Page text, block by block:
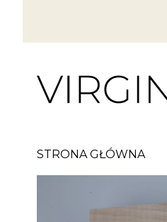
STRONA GŁÓWNA